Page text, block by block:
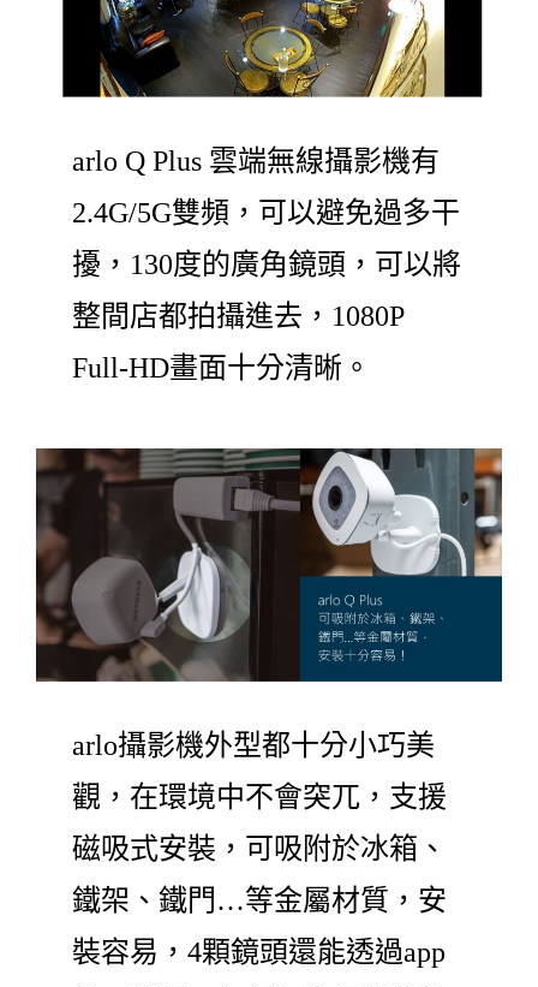
arlo Q Plus 雲端無線攝影機有
2.4G/5G雙頻，可以避免過多干
擾，130度的廣角鏡頭，可以將
整間店都拍攝進去，1080P
Full-HD畫面十分清晰。
arlo攝影機外型都十分小巧美
觀，在環境中不會突兀，支援
磁吸式安裝，可吸附於冰箱、
鐵架、鐵門…等金屬材質，安
裝容易，4顆鏡頭還能透過app